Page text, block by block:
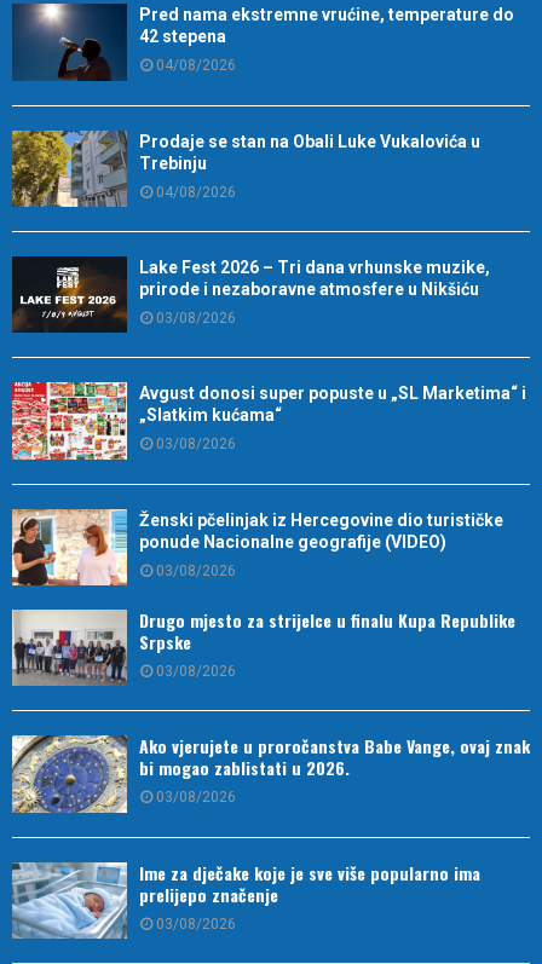
Pred nama ekstremne vrućine, temperature do
42 stepena
04/08/2026
Prodaje se stan na Obali Luke Vukalovića u
Trebinju
04/08/2026
Lake Fest 2026 – Tri dana vrhunske muzike,
prirode i nezaboravne atmosfere u Nikšiću
03/08/2026
Avgust donosi super popuste u „SL Marketima“ i
„Slatkim kućama“
03/08/2026
Ženski pčelinjak iz Hercegovine dio turističke
ponude Nacionalne geografije (VIDEO)
03/08/2026
Drugo mjesto za strijelce u finalu Kupa Republike
Srpske
03/08/2026
Ako vjerujete u proročanstva Babe Vange, ovaj znak
bi mogao zablistati u 2026.
03/08/2026
Ime za dječake koje je sve više popularno ima
prelijepo značenje
03/08/2026